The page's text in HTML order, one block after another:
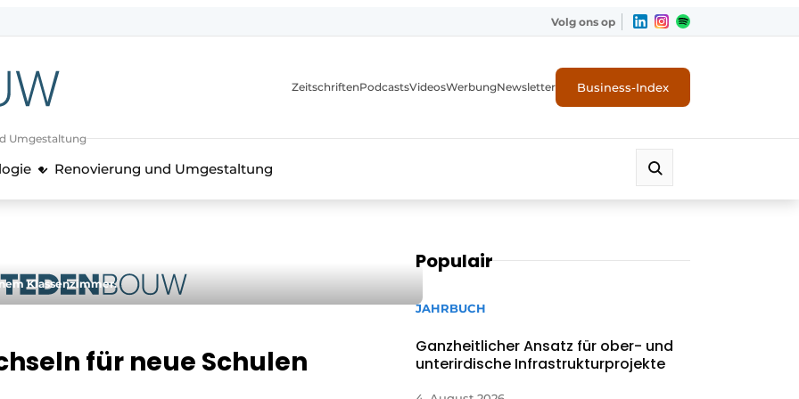
Volg ons op
Umgestaltung
ZeitschriftenPodcastsVideosWerbungNewsletter Business-Index
Renovierung und Umgestaltung
Klassenzimmer.
für neue Schulen
Populair
JAHRBUCH
Ganzheitlicher Ansatz für ober- und
unterirdische Infrastrukturprojekte